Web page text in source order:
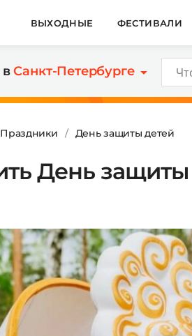
ВЫХОДНЫЕ ФЕСТИВАЛИ
вСанкт-Петербурге
Праздники День защиты детей
День